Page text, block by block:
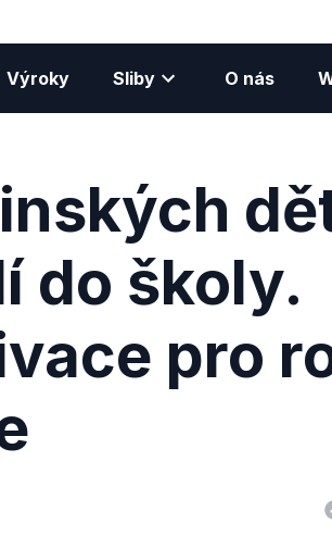
Výroky Sliby O nás
do školy.
pro